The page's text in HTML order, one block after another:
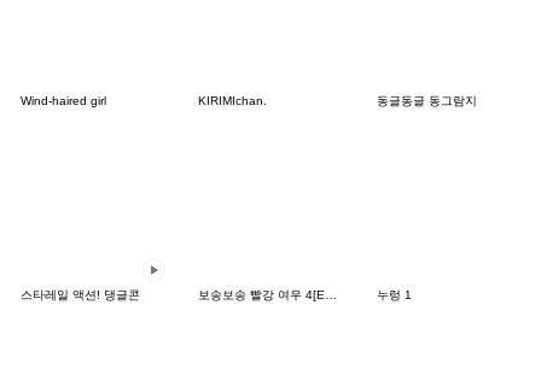
Wind-haired girl KIRIMIchan. 동글동글 동그람지
스타레일 액션! 댕글콘 보송보송 빨강 여우 4[English] 누렁 1